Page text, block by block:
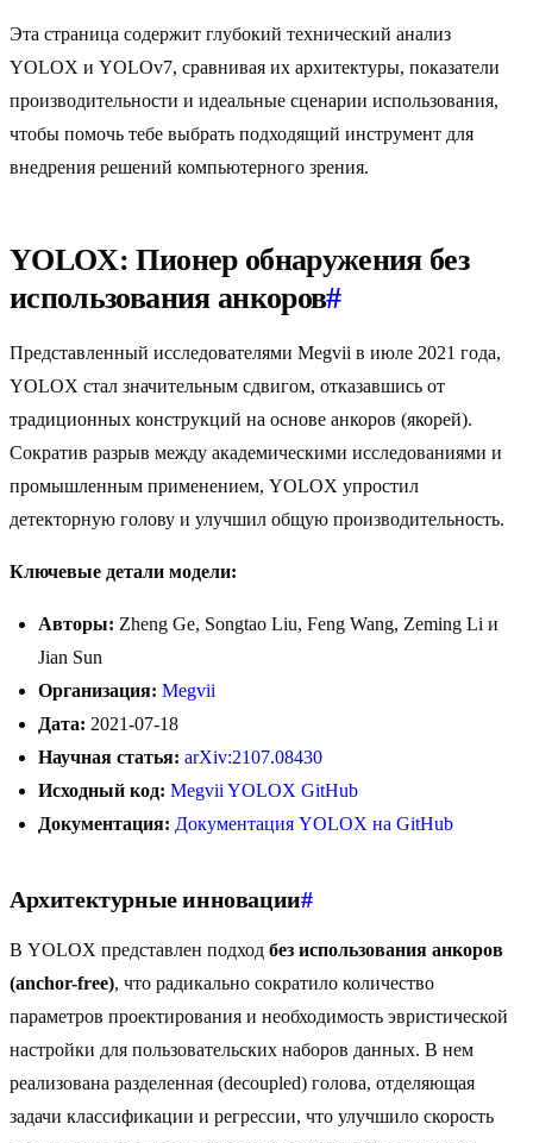
Эта страница содержит глубокий технический анализ
YOLOX и YOLOv7, сравнивая их архитектуры, показатели
производительности и идеальные сценарии использования,
чтобы помочь тебе выбрать подходящий инструмент для
внедрения решений компьютерного зрения.
YOLOX: Пионер обнаружения без
использования анкоров#
Представленный исследователями Megvii в июле 2021 года,
YOLOX стал значительным сдвигом, отказавшись от
традиционных конструкций на основе анкоров (якорей).
Сократив разрыв между академическими исследованиями и
промышленным применением, YOLOX упростил
детекторную голову и улучшил общую производительность.
Ключевые детали модели:
Авторы: Zheng Ge, Songtao Liu, Feng Wang, Zeming Li и
Jian Sun
Организация: Megvii
Дата: 2021-07-18
Научная статья: arXiv:2107.08430
Исходный код: Megvii YOLOX GitHub
Документация: Документация YOLOX на GitHub
Архитектурные инновации#
В YOLOX представлен подход без использования анкоров
(anchor-free), что радикально сократило количество
параметров проектирования и необходимость эвристической
настройки для пользовательских наборов данных. В нем
реализована разделенная (decoupled) голова, отделяющая
задачи классификации и регрессии, что улучшило скорость